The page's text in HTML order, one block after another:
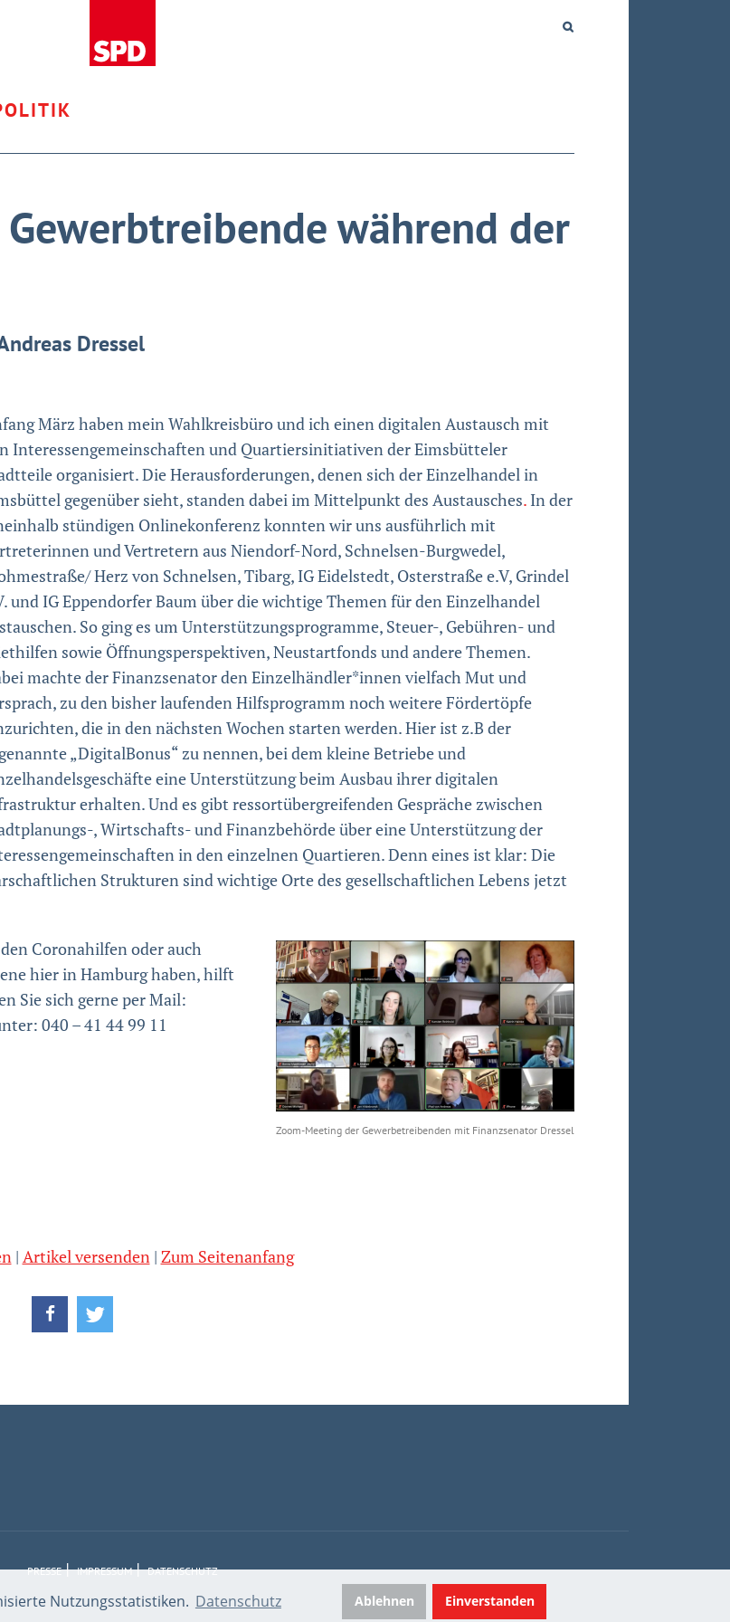
Nutzungsstatistiken. Datenschutz Ablehnen Einverstanden
während der
Dressel
März haben mein Wahlkreisbüro und ich einen digitalen Austausch mit
Interessengemeinschaften und Quartiersinitiativen der Eimsbütteler
organisiert. Die Herausforderungen, denen sich der Einzelhandel in
gegenüber sieht, standen dabei im Mittelpunkt des Austausches. In der
stündigen Onlinekonferenz konnten wir uns ausführlich mit
und Vertretern aus Niendorf-Nord, Schnelsen-Burgwedel,
Herz von Schnelsen, Tibarg, IG Eidelstedt, Osterstraße e.V, Grindel
und IG Eppendorfer Baum über die wichtige Themen für den Einzelhandel
So ging es um Unterstützungsprogramme, Steuer-, Gebühren- und
sowie Öffnungsperspektiven, Neustartfonds und andere Themen.
machte der Finanzsenator den Einzelhändler*innen vielfach Mut und
zu den bisher laufenden Hilfsprogramm noch weitere Fördertöpfe
die in den nächsten Wochen starten werden. Hier ist z.B der
„DigitalBonus“ zu nennen, bei dem kleine Betriebe und
eine Unterstützung beim Ausbau ihrer digitalen
erhalten. Und es gibt ressortübergreifenden Gespräche zwischen
, Wirtschafts- und Finanzbehörde über eine Unterstützung der
in den einzelnen Quartieren. Denn eines ist klar: Die
Strukturen sind wichtige Orte des gesellschaftlichen Lebens jetzt
Zoom-Meeting der Gewerbetreibenden mit Finanzsenator Dressel
Coronahilfen oder auch
hier in Hamburg haben, hilft
Sie sich gerne per Mail:
040 – 41 44 99 11
Artikel versenden Zum Seitenanfang
PRESSE IMPRESSUM DATENSCHUTZ